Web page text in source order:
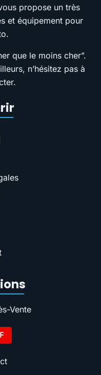
propose un très
et équipement pour
que le moins cher”.
n’hésitez pas à
Vente